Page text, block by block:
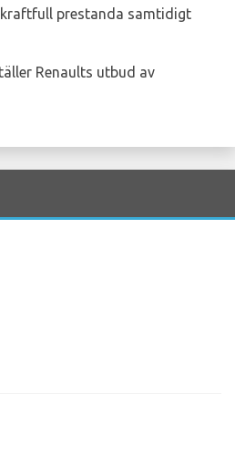
prestanda samtidigt
Renaults utbud av